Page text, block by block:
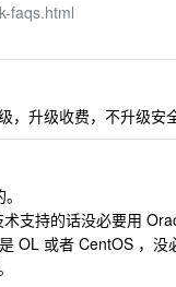
faqs.html
升级收费，不升级安
支持的话没必要用
OL 或者 CentOS ，没